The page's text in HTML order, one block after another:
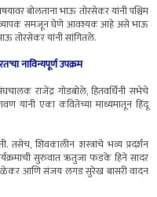
बोलताना भाऊ तोरसेकर यांनी पश्चिम
व्यापक समजून घेणे आवश्यक आहे असे भाऊ
तोरसेकर यांनी सांगितले.
नाविन्यपूर्ण उपक्रम
राजेंद्र गोडबोले, हितवर्धिनी सभेचे
यांनी एका कवितेच्या माध्यमातून हिंदू
तसेच, शिवकालीन शस्त्रांचे भव्य प्रदर्शन
सुरुवात ऋतुजा फडके हिने सादर
आणि संजय लगड सुरेख बासरी वादन